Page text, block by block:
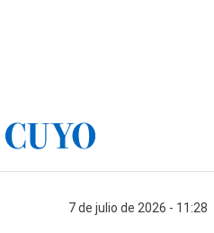
7 de julio de 2026 - 11:28